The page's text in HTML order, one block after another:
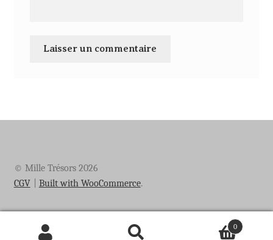
© Mille Trésors 2026
CGV
Built with WooCommerce.
0